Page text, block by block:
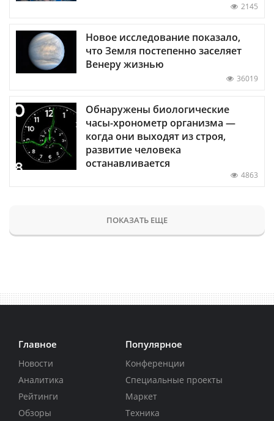
2145
Новое исследование показало,
что Земля постепенно заселяет
Венеру жизнью
36019
Обнаружены биологические
часы-хронометр организма —
когда они выходят из строя,
развитие человека
останавливается
4863
ПОКАЗАТЬ ЕЩЕ
Главное
Новости
Аналитика
Рейтинги
Обзоры
Популярное
Конференции
Специальные проекты
Маркет
Техника